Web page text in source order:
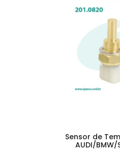
Sensor de
AUDI/BMW/